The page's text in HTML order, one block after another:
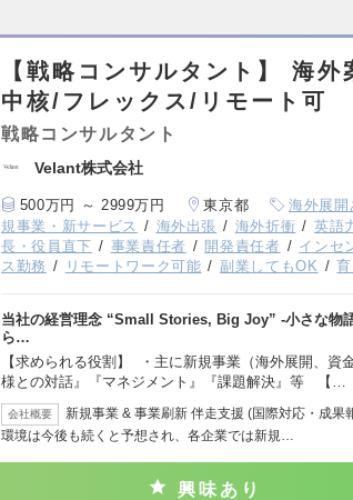
【戦略コンサルタント】 海
中核/フレックス/リモート可
戦略コンサルタント
Velant株式会社
500万円 ～ 2999万円 東京都 海外展開
規事業・新サービス
海外出張 海外折衝 英語
長・役員直下
事業責任者 開発責任者 インセ
ス勤務
リモートワーク可能 副業してもOK
当社の経営理念 “Small Stories, Big Joy” -小さな物
ら…
【求められる役割】 ・主に新規事業（海外展開、資
様との対話』『マネジメント』『課題解決』等 【…
会社概要
新規事業 & 事業刷新 伴走支援 (国際対応・成果
環境は今後も続くと予想され、各企業では新規…
興味あり